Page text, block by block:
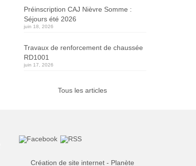
Préinscription CAJ Nièvre Somme :
Séjours été 2026
juin 18, 2026
Travaux de renforcement de chaussée
RD1001
juin 17, 2026
Tous les articles
Création de site internet - Planète